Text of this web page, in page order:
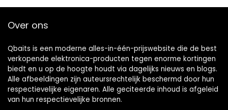
Over ons
Qbaits is een moderne alles-in-één-prijswebsite die de best
verkopende elektronica-producten tegen enorme kortingen
biedt en u op de hoogte houdt via dagelijks nieuws en blogs.
Alle afbeeldingen zijn auteursrechtelijk beschermd door hun
respectievelijke eigenaren. Alle geciteerde inhoud is afgeleid
van hun respectievelijke bronnen.